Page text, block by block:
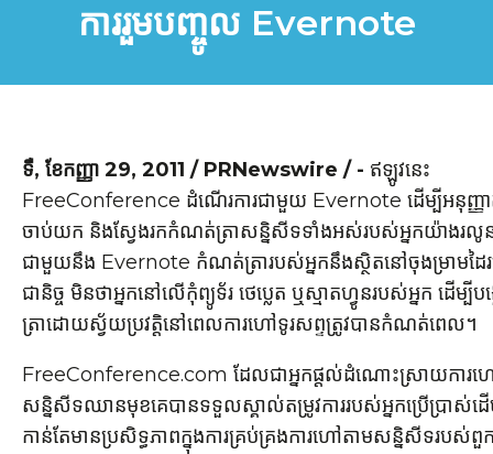
ការរួមបញ្ចូល Evernote
ទឺ, ខែកញ្ញា 29, 2011 / PRNewswire / - ឥឡូវនេះ
FreeConference ដំណើរការជាមួយ Evernote ដើម្បីអនុញ្ញា
ចាប់យក និងស្វែងរកកំណត់ត្រាសន្និសីទទាំងអស់របស់អ្នកយ៉ាងរលូ
ជាមួយនឹង Evernote កំណត់ត្រារបស់អ្នកនឹងស្ថិតនៅចុងម្រាមដៃ
ជានិច្ច មិនថាអ្នកនៅលើកុំព្យូទ័រ ថេប្លេត ឬស្មាតហ្វូនរបស់អ្នក ដើម្បី
ត្រាដោយស្វ័យប្រវត្តិនៅពេលការហៅទូរសព្ទត្រូវបានកំណត់ពេល។
FreeConference.com ដែលជាអ្នកផ្តល់ដំណោះស្រាយការហ
សន្និសីទឈានមុខគេបានទទួលស្គាល់តម្រូវការរបស់អ្នកប្រើប្រាស់ដើ
កាន់តែមានប្រសិទ្ធភាពក្នុងការគ្រប់គ្រងការហៅតាមសន្និសីទរបស់ពួ